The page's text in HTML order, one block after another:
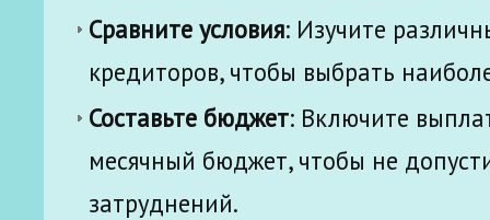
Сравните условия: Изучите
кредиторов, чтобы выбрать
Составьте бюджет: Включите
месячный бюджет, чтобы не
затруднений.